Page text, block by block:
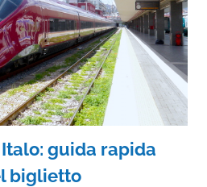
guida rapida
biglietto